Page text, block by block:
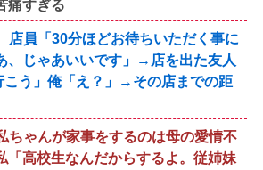
痛すぎる
店員「30分ほどお待ちいただく事に
、じゃあいいです」→店を出た友人
こう」俺「え？」→その店までの距
ちゃんが家事をするのは母の愛情不
「高校生なんだからするよ。従姉妹